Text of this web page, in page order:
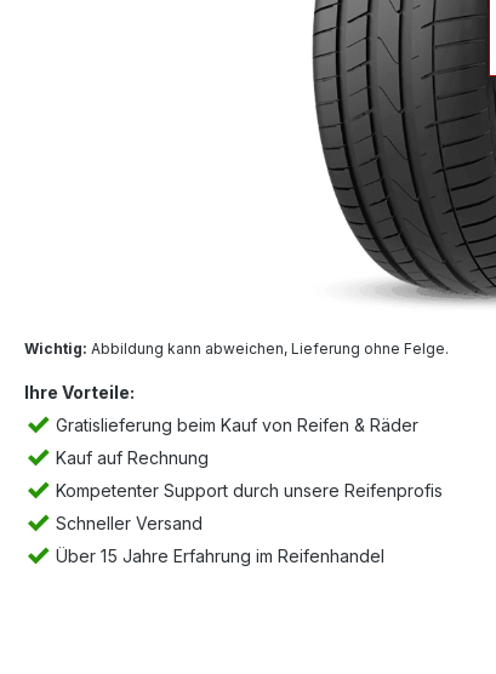
Wichtig: Abbildung kann abweichen, Lieferung ohne Felge.
Ihre Vorteile:
Gratislieferung beim Kauf von Reifen & Räder
Kauf auf Rechnung
Kompetenter Support durch unsere Reifenprofis
Schneller Versand
Über 15 Jahre Erfahrung im Reifenhandel